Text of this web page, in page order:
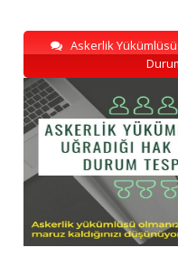
Askerlik